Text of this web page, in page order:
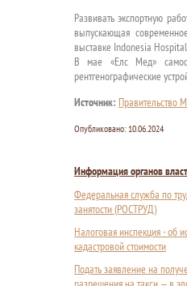
Развивать экспортную
выпускающая
выставке Indonesia
В мае «Елс Мед»
рентгенографические
Источник: Правительство
Опубликовано: 10.06.2024
Информация органов
Федеральная служба по
занятости (РОСТРУД)
Налоговая инспекция - об
кадастровой стоимости
Подать заявление на